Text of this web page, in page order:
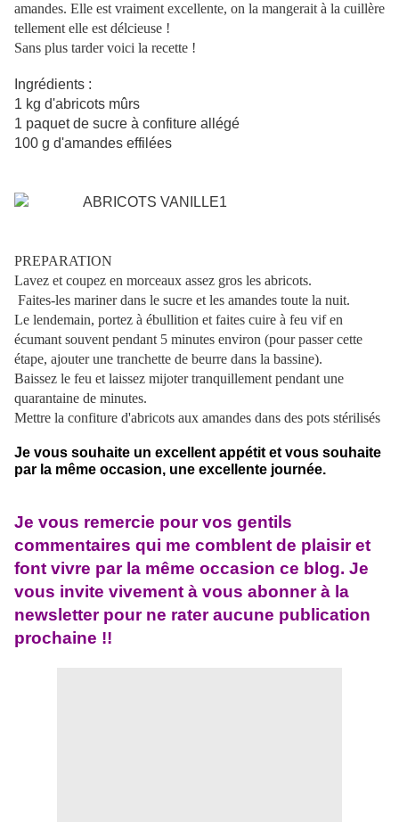
amandes. Elle est vraiment excellente, on la mangerait à la cuillère
tellement elle est délcieuse !
Sans plus tarder voici la recette !
Ingrédients :
1 kg d'abricots mûrs
1 paquet de sucre à confiture allégé
100 g d'amandes effilées
PREPARATION
Lavez et coupez en morceaux assez gros les abricots.
Faites-les mariner dans le sucre et les amandes toute la nuit.
Le lendemain, portez à ébullition et faites cuire à feu vif en
écumant souvent pendant 5 minutes environ (pour passer cette
étape, ajouter une tranchette de beurre dans la bassine).
Baissez le feu et laissez mijoter tranquillement pendant une
quarantaine de minutes.
Mettre la confiture d'abricots aux amandes dans des pots stérilisés
Je vous souhaite un excellent appétit et vous souhaite
par la même occasion, une excellente journée.
Je vous remercie pour vos gentils
commentaires qui me comblent de plaisir et
font vivre par la même occasion ce blog. Je
vous invite vivement à vous abonner à la
newsletter pour ne rater aucune publication
prochaine !!